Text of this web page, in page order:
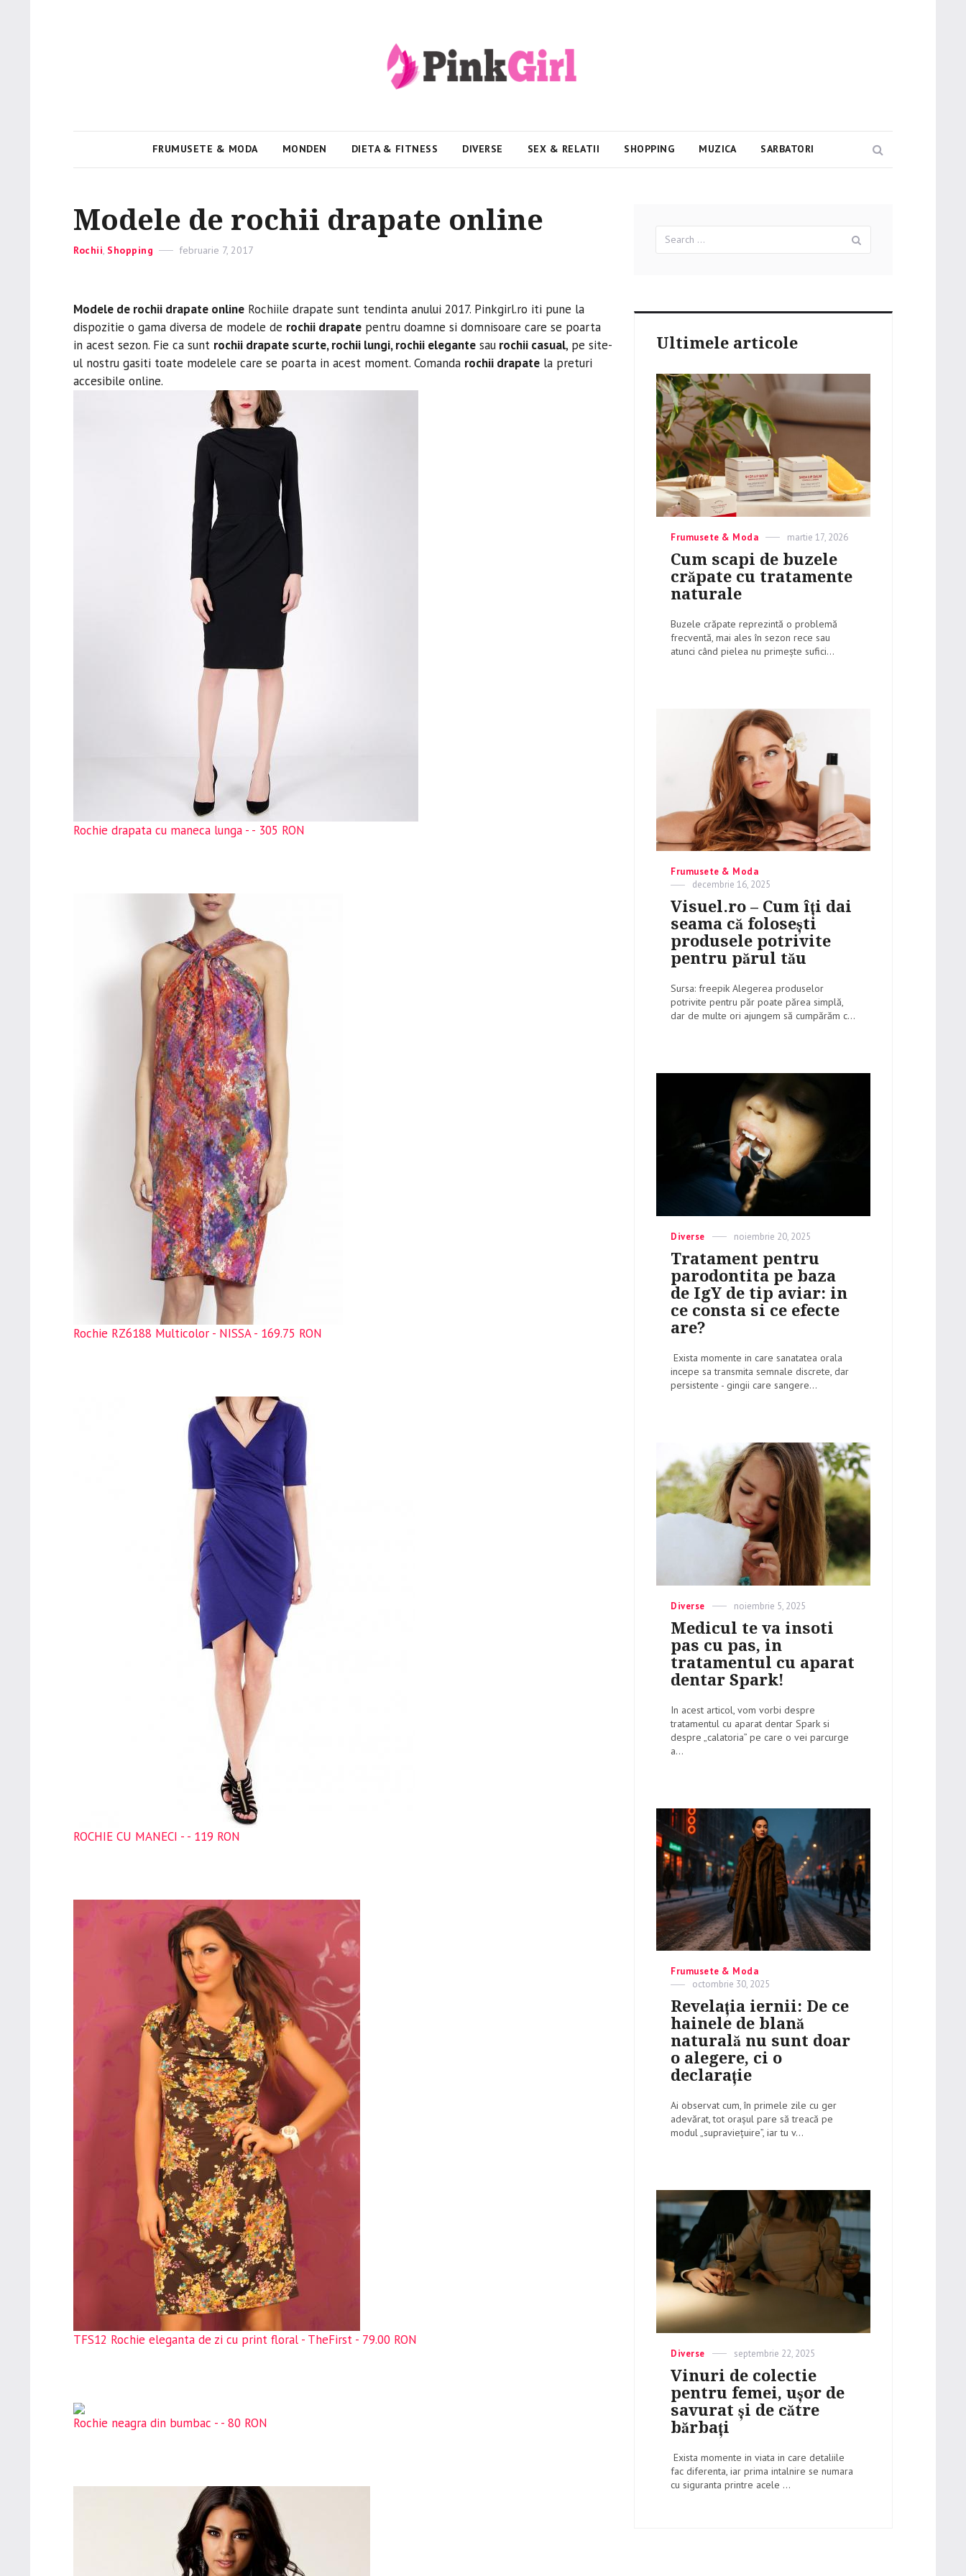
PinkGirl
FRUMUSETE & MODA MONDEN DIETA & FITNESS DIVERSE SEX & RELATII SHOPPING MUZICA SARBATORI
Modele de rochii drapate online
Categories
Rochii, Shopping
Posted
februarie 7, 2017
Modele de rochii drapate online Rochiile drapate sunt tendinta anului 2017. Pinkgirl.ro iti pune la
dispozitie o gama diversa de modele de rochii drapate pentru doamne si domnisoare care se poarta
in acest sezon. Fie ca sunt rochii drapate scurte, rochii lungi, rochii elegante sau rochii casual, pe site-
ul nostru gasiti toate modelele care se poarta in acest moment. Comanda rochii drapate la preturi
accesibile online.
Rochie drapata cu maneca lunga - - 305 RON
Rochie RZ6188 Multicolor - NISSA - 169.75 RON
ROCHIE CU MANECI - - 119 RON
TFS12 Rochie eleganta de zi cu print floral - TheFirst - 79.00 RON
Rochie neagra din bumbac - - 80 RON
for:
Ultimele articole
Categories
Frumusete & Moda
Posted
on
martie 17, 2026
Cum scapi de buzele
crăpate cu tratamente
naturale
Buzele crăpate reprezintă o problemă
frecventă, mai ales în sezon rece sau
atunci când pielea nu primește sufici...
Categories
Frumusete & Moda
Posted
decembrie 16, 2025
Visuel.ro – Cum îți dai
seama că folosești
produsele potrivite
pentru părul tău
Sursa: freepik Alegerea produselor
potrivite pentru păr poate părea simplă,
dar de multe ori ajungem să cumpărăm c...
Categories
Diverse
Posted
noiembrie 20, 2025
Tratament pentru
parodontita pe baza
de IgY de tip aviar: in
ce consta si ce efecte
are?
Exista momente in care sanatatea orala
incepe sa transmita semnale discrete, dar
persistente - gingii care sangere...
Categories
Diverse
Posted
on
noiembrie 5, 2025
Medicul te va insoti
pas cu pas, in
tratamentul cu aparat
dentar Spark!
In acest articol, vom vorbi despre
tratamentul cu aparat dentar Spark si
despre „calatoria” pe care o vei parcurge
a...
Categories
Frumusete & Moda
Posted
octombrie 30, 2025
Revelația iernii: De ce
hainele de blană
naturală nu sunt doar
o alegere, ci o
declarație
Ai observat cum, în primele zile cu ger
adevărat, tot orașul pare să treacă pe
modul „supraviețuire”, iar tu v...
Categories
Diverse
Posted
on
septembrie 22, 2025
Vinuri de colectie
pentru femei, ușor de
savurat și de către
bărbați
Exista momente in viata in care detaliile
fac diferenta, iar prima intalnire se numara
cu siguranta printre acele ...